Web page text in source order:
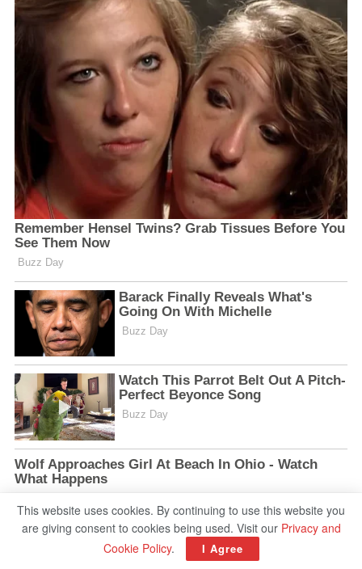
This website uses cookies. By continuing to use this website you
are giving consent to cookies being used. Visit our Privacy and
Cookie Policy. I Agree